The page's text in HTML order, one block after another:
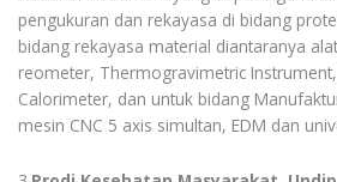
pengukuran dan rekayasa di bidang
bidang rekayasa material diantaranya
reometer, Thermogravimetric
Calorimeter, dan untuk bidang
mesin CNC 5 axis simultan, EDM dan